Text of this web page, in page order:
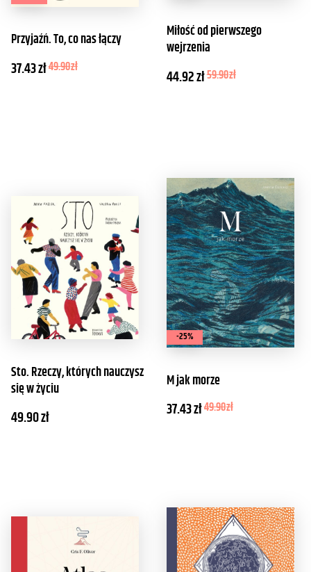
Przyjaźń. To, co nas łączy
37.43zł49.90zł
Miłość od pierwszego
wejrzenia
44.92zł59.90zł
Sto. Rzeczy, których nauczysz
się w życiu
49.90zł
-25%
M jak morze
37.43zł49.90zł